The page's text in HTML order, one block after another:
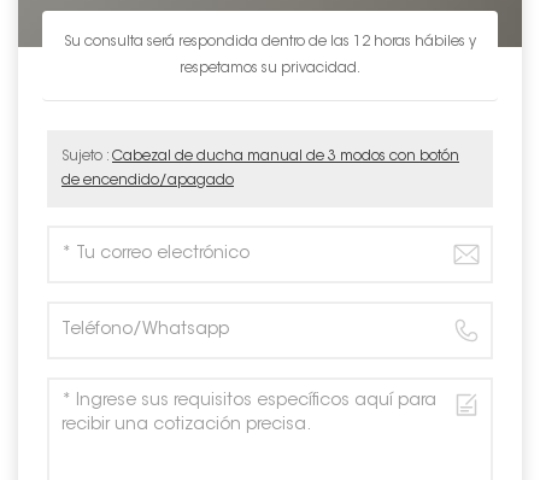
Su consulta será respondida dentro de las 12 horas hábiles y
respetamos su privacidad.
Sujeto : Cabezal de ducha manual de 3 modos con botón
de encendido/apagado